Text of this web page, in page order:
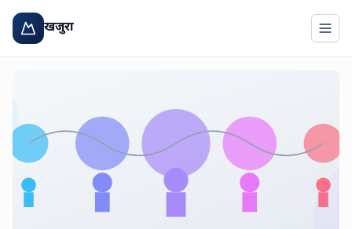
खजुरा